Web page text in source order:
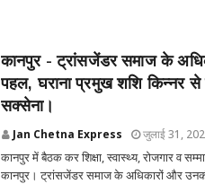
कानपुर - ट्रांसजेंडर समाज के
पहल, घराना प्रमुख शशि किन्नर से
सक्सेना।
Jan Chetna Express जुलाई 31,
कानपुर में बैठक कर शिक्षा, स्वास्थ्य, रोजगार व
कानपुर। ट्रांसजेंडर समाज के अधिकारों और